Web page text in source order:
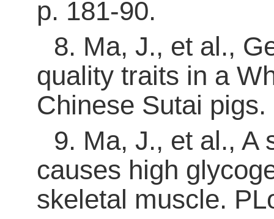
p. 181-90.
8. Ma, J., et al.,
quality traits in a
Chinese Sutai
9. Ma, J., et al., A
causes high
skeletal muscle.